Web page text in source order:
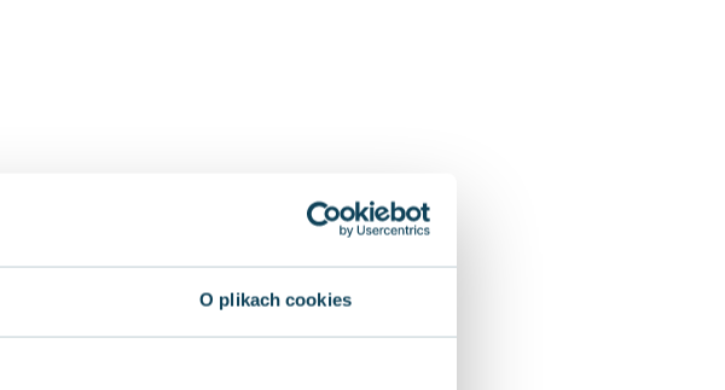
O plikach cookies